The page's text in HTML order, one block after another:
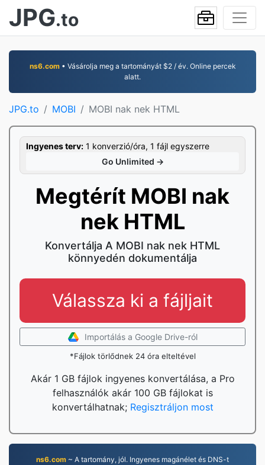
JPG.to
ns6.com• Vásárolja meg a tartományát $2 / év. Online percek
alatt.
JPG.to MOBI MOBI nak nek HTML
Ingyenes terv: 1 konverzió/óra, 1 fájl egyszerre
Go Unlimited →
Megtérít MOBI nak
nek HTML
Konvertálja A MOBI nak nek HTML
könnyedén dokumentálja
Válassza ki a fájljait
Importálás a Google Drive-ról
*Fájlok törlődnek 24 óra elteltével
Akár 1 GB fájlok ingyenes konvertálása, a Pro
felhasználók akár 100 GB fájlokat is
konvertálhatnak; Regisztráljon most
ns6.com ~ A tartomány, jól. Ingyenes magánélet és DNS-t